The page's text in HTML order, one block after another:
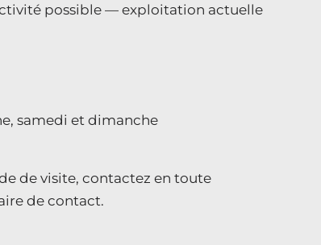
possible — exploitation actuelle
samedi et dimanche
de visite, contactez en toute
de contact.